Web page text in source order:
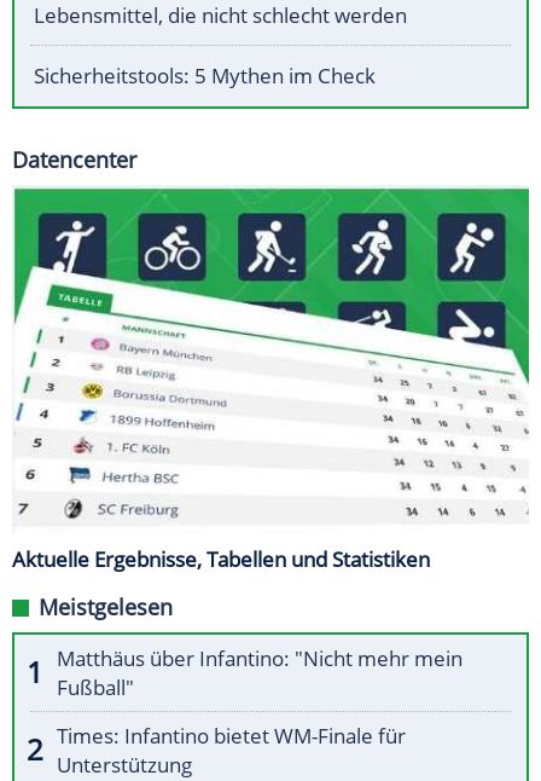
Lebensmittel, die nicht schlecht werden
Sicherheitstools: 5 Mythen im Check
Datencenter
Aktuelle Ergebnisse, Tabellen und Statistiken
Meistgelesen
Matthäus über Infantino: "Nicht mehr mein
Fußball"
Times: Infantino bietet WM-Finale für
Unterstützung